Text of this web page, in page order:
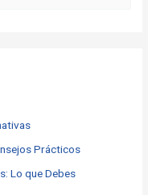
Prácticos
Lo que Debes